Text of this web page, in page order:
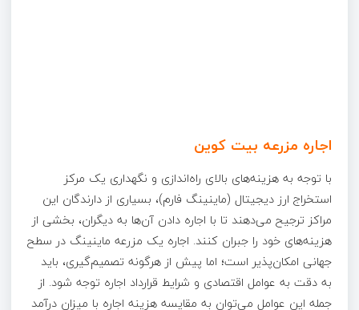
اجاره مزرعه بیت کوین
با توجه به هزینه‌های بالای راه‌اندازی و نگهداری یک مرکز
استخراج ارز دیجیتال (ماینینگ فارم)، بسیاری از دارندگان این
مراکز ترجیح می‌دهند تا با اجاره دادن آن‌ها به دیگران، بخشی از
هزینه‌های خود را جبران کنند. اجاره یک مزرعه ماینینگ در سطح
جهانی امکان‌پذیر است؛ اما پیش از هرگونه تصمیم‌گیری، باید
به دقت به عوامل اقتصادی و شرایط قرارداد اجاره توجه شود. از
جمله این عوامل می‌توان به مقایسه هزینه اجاره با میزان درآمد